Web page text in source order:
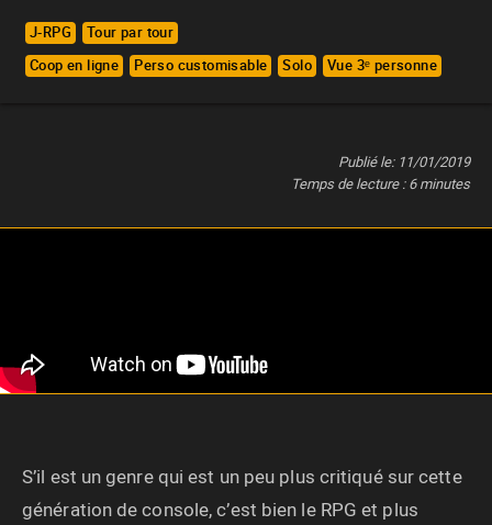
J-RPG
Tour par tour
Coop en ligne
Perso customisable Solo Vue 3ᵉ personne
Publié le: 11/01/2019
Temps de lecture : 6 minutes
S’il est un genre qui est un peu plus critiqué sur cette
génération de console, c’est bien le RPG et plus